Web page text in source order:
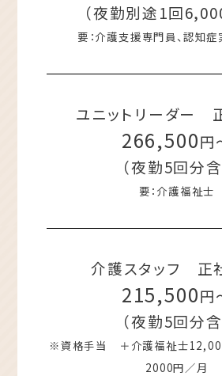
（夜勤別途1回
要：介護支援専門員、認知
ユニットリーダー
266,500円
（夜勤5回分含
要：介護福祉士
介護スタッフ 正
215,500円
（夜勤5回分含
※資格手当 ＋介護福祉士
2000円／月